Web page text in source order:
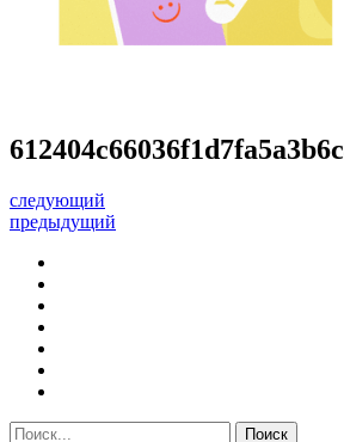
следующий
предыдущий